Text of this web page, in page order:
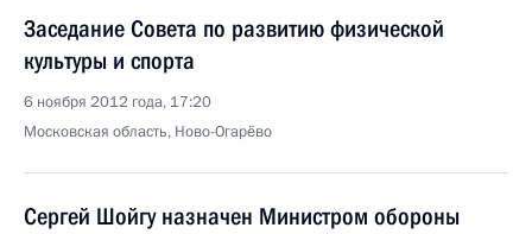
Заседание Совета по развитию физической
культуры и спорта
6 ноября 2012 года, 17:20
Московская область, Ново-Огарёво
Сергей Шойгу назначен Министром обороны